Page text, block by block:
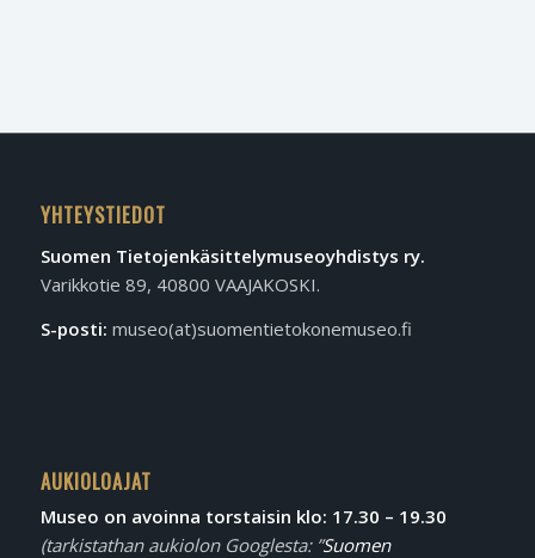
YHTEYSTIEDOT
Suomen Tietojen­käsittely­museo­yhdistys ry.
Varikkotie 89, 40800 VAAJAKOSKI.
S-posti: museo(at)suomentietokonemuseo.fi
AUKIOLOAJAT
Museo on avoinna torstaisin klo: 17.30 – 19.30
(tarkistathan aukiolon Googlesta: ”Suomen